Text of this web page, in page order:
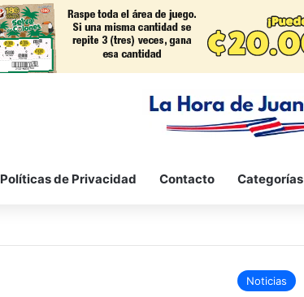
Políticas de Privacidad Contacto Categorías
Noticias